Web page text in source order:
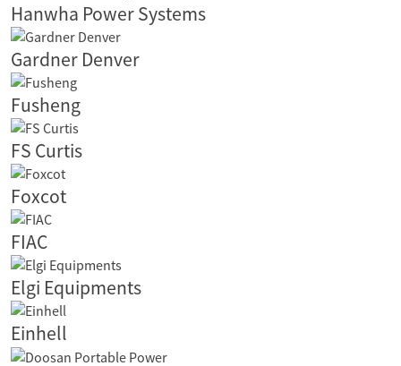
Hanwha Power Systems
Gardner Denver
Fusheng
FS Curtis
Foxcot
FIAC
Elgi Equipments
Einhell